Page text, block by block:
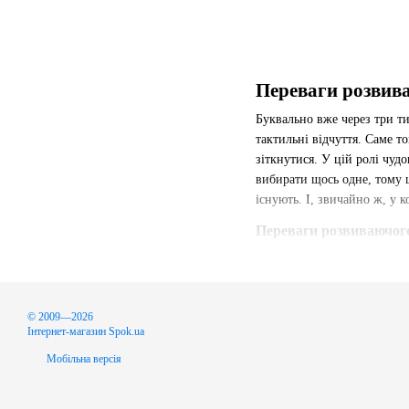
Переваги
Буквально вже через три
тактильні відчуття. Саме
зіткнутися. У цій ролі
вибирати щось одне, тому
існують. І, звичайно ж, у
Переваги
новоспеченим батькам. І
Він забезпечує дитину
для того, щоб навчитися
Килимок допомагає
дзеркальця, мотузках,
© 2009—2026
Інтернет-магазин Spok.ua
Мобільна версія